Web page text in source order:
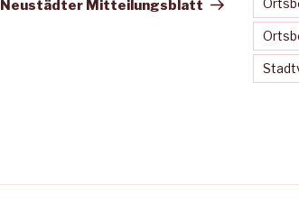
Neustädter Mitteilungsblatt